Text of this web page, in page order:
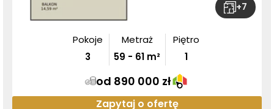
+7
Pokoje
3
Metraż
59 - 61 m²
Piętro
1
od 890 000 zł
Zapytaj o ofertę